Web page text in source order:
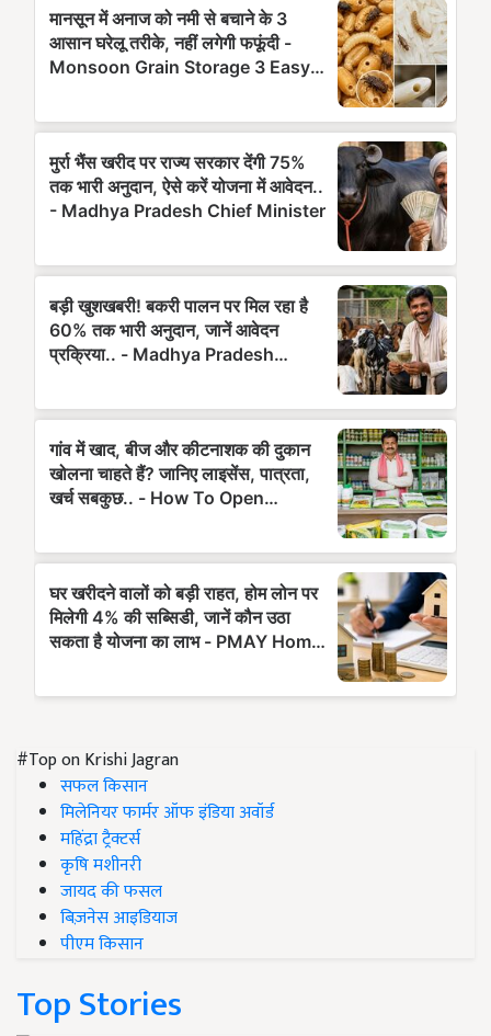
#Top on Krishi Jagran
सफल किसान
मिलेनियर फार्मर ऑफ इंडिया अवॉर्ड
महिंद्रा ट्रैक्टर्स
कृषि मशीनरी
जायद की फसल
बिज़नेस आइडियाज
पीएम किसान
Top Stories